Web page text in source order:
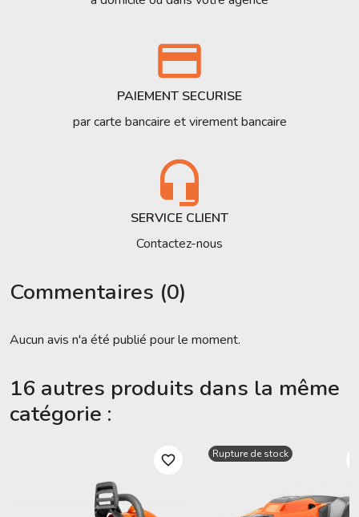
PAIEMENT SECURISE
par carte bancaire et virement bancaire
SERVICE CLIENT
Contactez-nous
Commentaires (0)
Aucun avis n'a été publié pour le moment.
16 autres produits dans la même
catégorie :
favorite_border Rupture de stock